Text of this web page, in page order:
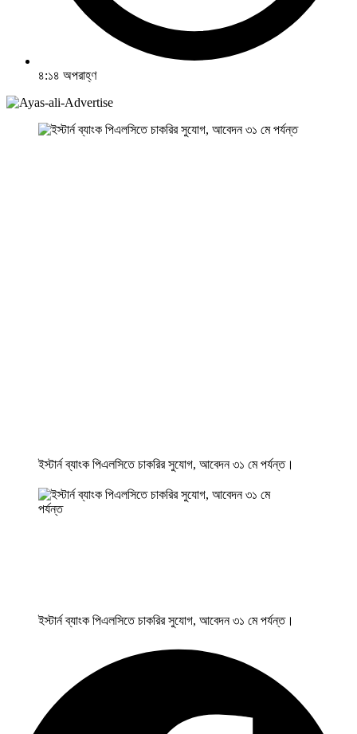
৪:১৪ অপরাহ্ণ
ইস্টার্ন ব্যাংক পিএলসিতে চাকরির সুযোগ, আবেদন ৩১ মে পর্যন্ত।
ইস্টার্ন ব্যাংক পিএলসিতে চাকরির সুযোগ, আবেদন ৩১ মে পর্যন্ত।